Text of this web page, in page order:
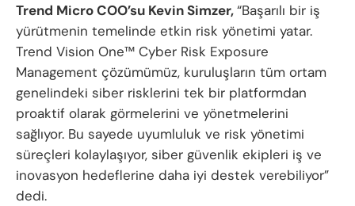
Trend Micro COO’su Kevin Simzer,“Başarılı bir iş
yürütmenin temelinde etkin risk yönetimi yatar.
Trend Vision One™ Cyber Risk Exposure
Management çözümümüz, kuruluşların tüm ortam
genelindeki siber risklerini tek bir platformdan
proaktif olarak görmelerini ve yönetmelerini
sağlıyor. Bu sayede uyumluluk ve risk yönetimi
süreçleri kolaylaşıyor, siber güvenlik ekipleri iş ve
inovasyon hedeflerine daha iyi destek verebiliyor”
dedi.